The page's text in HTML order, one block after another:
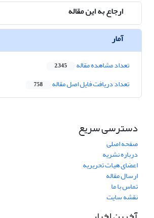
ارجاع به این مقاله
آمار
تعداد مشاهده مقاله 2,345
تعداد دریافت فایل اصل مقاله 758
دسترسی سریع
صفحه اصلی
درباره نشریه
اعضای هیات تحریریه
ارسال مقاله
تماس با ما
نقشه سایت